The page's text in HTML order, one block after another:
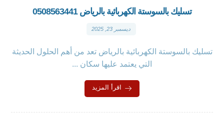
تسليك بالسوستة الكهربائية بالرياض 0508563441
ديسمبر 23, 2025
تسليك بالسوستة الكهربائية بالرياض تعد من أهم الحلول الحديثة
التي يعتمد عليها سكان ...
اقرأ المزيد